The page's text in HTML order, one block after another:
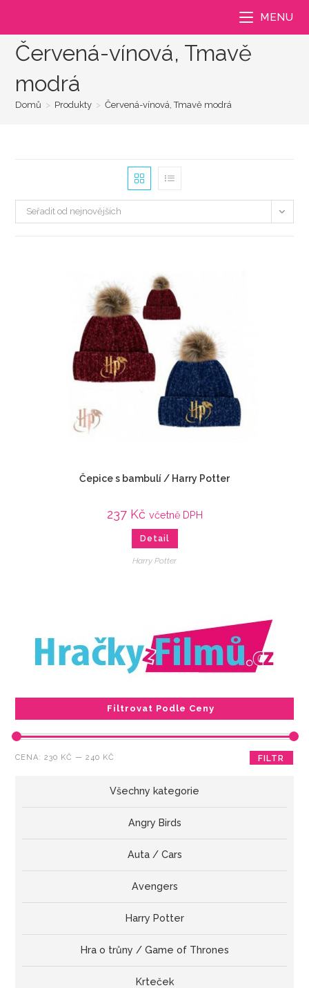
obsahu
MENU
Červená-vínová, Tmavě
modrá
Domů > Produkty > Červená-vínová, Tmavě modrá
Seřadit od nejnovějších
Čepice s bambulí / Harry Potter
237 Kč včetně DPH
Detail
Harry Potter
Filtrovat Podle Ceny
Minimální
Maximální
FILTR
CENA:230 KČ —240 KČ
Všechny kategorie
Angry Birds
Auta / Cars
Avengers
Harry Potter
Hra o trůny / Game of Thrones
Krteček